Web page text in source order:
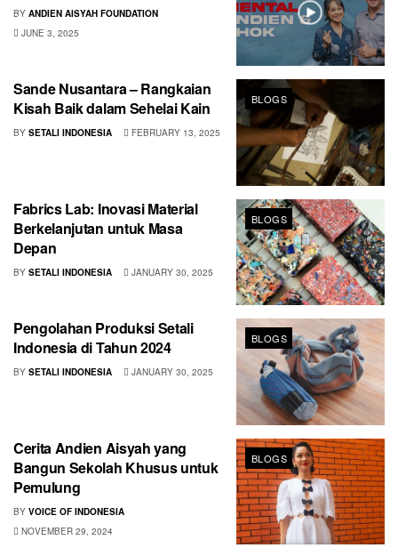
BY ANDIEN AISYAH FOUNDATION
JUNE 3, 2025
BLOGS
Sande Nusantara – Rangkaian
Kisah Baik dalam Sehelai Kain
BY SETALI INDONESIA FEBRUARY 13, 2025
BLOGS
Fabrics Lab: Inovasi Material
Berkelanjutan untuk Masa
Depan
BY SETALI INDONESIA JANUARY 30, 2025
BLOGS
Pengolahan Produksi Setali
Indonesia di Tahun 2024
BY SETALI INDONESIA JANUARY 30, 2025
BLOGS
Cerita Andien Aisyah yang
Bangun Sekolah Khusus untuk
Pemulung
BY VOICE OF INDONESIA
NOVEMBER 29, 2024